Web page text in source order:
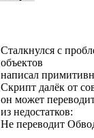
Сталкнулся с
объектов
написал
Скрипт далёк от
он может
из недостатков:
Не переводит